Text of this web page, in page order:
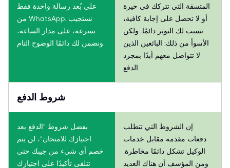
على بُعد رسالة واحدة فقط
من WhatsApp. نستجيب
بسرعة، على مدار الساعة،
المتسقة التي تتركك في حيرة
أو لا تحصل على إجابة كافية،
تسبب لك التوتر دائمًا. ولكن
الأسوأ من ذلك: البائعين الذين
لا تتواصل معهم أبدًا بمجرد
شروط الدفع
بفضل شروط "الدفع بعد
اجتيازك للامتحان"، لن يتم
خصم أي شيء من جيبك حتى
تتلقى تأكيدًا على اجتيازك
إن الشروط التي تتطلب
دفعات مقدمة مقابل خدمات
الوكيل تشكل دائمًا مخاطرة.
ومن المؤسف أن هناك العديد